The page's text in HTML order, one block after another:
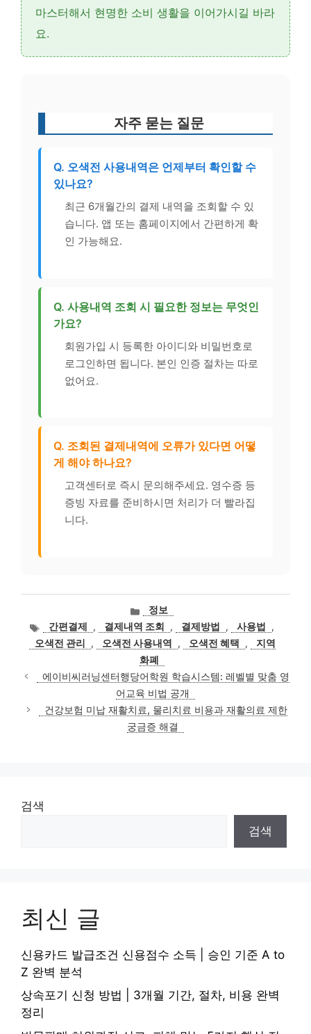
마스터해서 현명한 소비 생활을 이어가시길 바라
요.
자주 묻는 질문
Q. 오색전 사용내역은 언제부터 확인할 수
있나요?
최근 6개월간의 결제 내역을 조회할 수 있
습니다. 앱 또는 홈페이지에서 간편하게 확
인 가능해요.
Q. 사용내역 조회 시 필요한 정보는 무엇인
가요?
회원가입 시 등록한 아이디와 비밀번호로
로그인하면 됩니다. 본인 인증 절차는 따로
없어요.
Q. 조회된 결제내역에 오류가 있다면 어떻
게 해야 하나요?
고객센터로 즉시 문의해주세요. 영수증 등
증빙 자료를 준비하시면 처리가 더 빨라집
니다.
카
테
고
리
정보
태
그
간편결제 , 결제내역 조회 , 결제방법 , 사용법
,
오색전 관리
, 오색전 사용내역 , 오색전 혜택 ,
지역
화폐
에이비씨러닝센터행당어학원 학습시스템: 레벨별 맞춤 영
어교육 비법 공개
건강보험 미납 재활치료, 물리치료 비용과 재활의료 제한
궁금증 해결
검색
검색
최신 글
신용카드 발급조건 신용점수 소득 | 승인 기준 A to
Z 완벽 분석
상속포기 신청 방법 | 3개월 기간, 절차, 비용 완벽
정리